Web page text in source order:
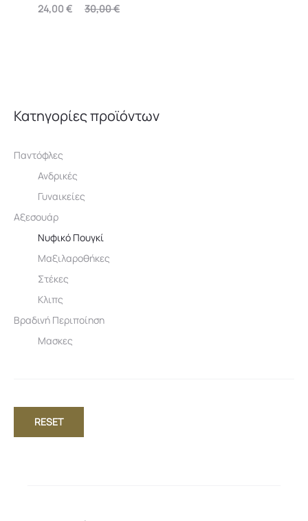
30,00€
Original
24,00 €
Κατηγορίες προϊόντων
Παντόφλες
Ανδρικές
Γυναικείες
Αξεσουάρ
Νυφικό Πουγκί
Μαξιλαροθήκες
Στέκες
Κλιπς
Βραδινή Περιποίηση
Μασκες
RESET